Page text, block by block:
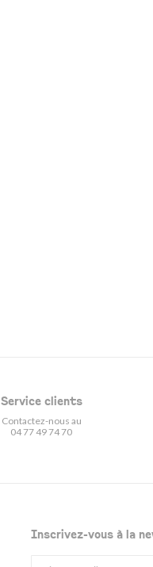
Service clients
Contactez-nous au
04 77 49 74 70
Inscrivez-vous à la